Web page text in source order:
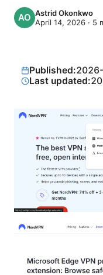
Astrid Okonkwo
April 14, 2026 · 5
Published:
Last updated: